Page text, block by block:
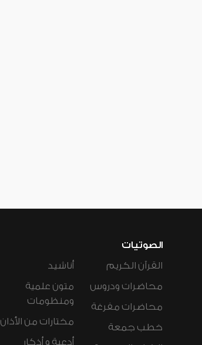
الصوتيات
القرآن الكريم
محاضرات ودروس
محاضرات مفرغة
خطب جمعة
أناشيد
متون علمية
ومنظومات
مختارات من الأذان
أدعية و أذكار